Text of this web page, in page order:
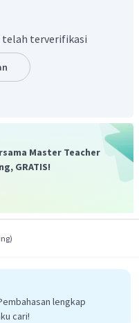
Adan kota B adalah 60
telah terverifikasi
Master Teacher
GRATIS!
)
lengkap
cari!